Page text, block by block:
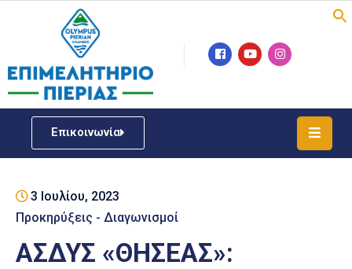
Επικοινωνία
Επιμελητήριο
Νέα
ΓΕΜΗ3 Ιουλίου, 2023
Προκηρύξεις - Διαγωνισμοί
ΑΣΔΥΣ «ΘΗΣΕΑΣ»: